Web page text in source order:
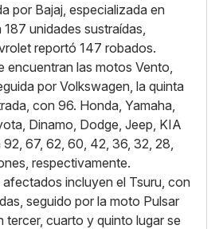
por Bajaj, especializada en
unidades sustraídas,
reportó 147 robados.
encuentran las motos Vento,
por Volkswagen, la quinta
con 96. Honda, Yamaha,
Dinamo, Dodge, Jeep, KIA
67, 62, 60, 42, 36, 32, 28,
respectivamente.
incluyen el Tsuru, con
seguido por la moto Pulsar
tercer, cuarto y quinto lugar se